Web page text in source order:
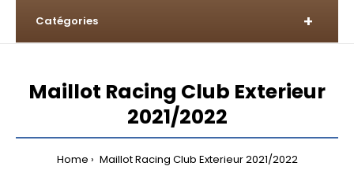
Catégories
Maillot Racing Club Exterieur
2021/2022
Home Maillot Racing Club Exterieur 2021/2022